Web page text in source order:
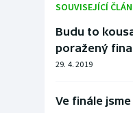
SOUVISEJÍCÍ
Budu to
poražený
29. 4. 2019
Ve finále